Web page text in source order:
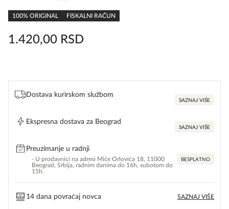
rating
100% ORIGINAL FISKALNI RAČUN
1.420,00 RSD
Dostava kurirskom službom
SAZNAJ VIŠE
Ekspresna dostava za Beograd
SAZNAJ VIŠE
Preuzimanje u radnji
- U prodavnici na adresi Miće Orlovića 18, 11000
Beograd, Srbija, radnim danima do 16h, subotom do
15h.
BESPLATNO
14 dana povraćaj novca SAZNAJ VIŠE